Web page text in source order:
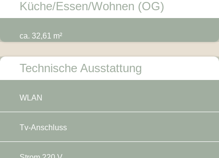
Küche/Essen/Wohnen (OG)
ca. 32,61 m²
Technische Ausstattung
WLAN
Tv-Anschluss